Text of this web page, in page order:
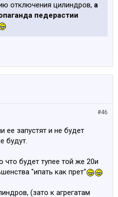
отключения цилиндров, а
педерастии
#46
ее запустят и не будет
будут.
будет тупее той же 20и
"ипать как прет"
(зато к агрегатам